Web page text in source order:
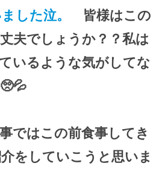
した泣。
皆様はこの
夫でしょうか？？私は
いるような気がしてな
ではこの前食事してき
をしていこうと思いま